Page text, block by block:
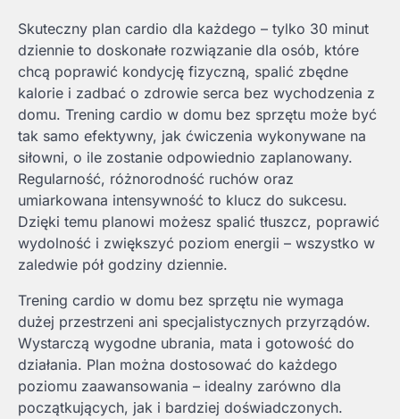
Skuteczny plan cardio dla każdego – tylko 30 minut
dziennie to doskonałe rozwiązanie dla osób, które
chcą poprawić kondycję fizyczną, spalić zbędne
kalorie i zadbać o zdrowie serca bez wychodzenia z
domu. Trening cardio w domu bez sprzętu może być
tak samo efektywny, jak ćwiczenia wykonywane na
siłowni, o ile zostanie odpowiednio zaplanowany.
Regularność, różnorodność ruchów oraz
umiarkowana intensywność to klucz do sukcesu.
Dzięki temu planowi możesz spalić tłuszcz, poprawić
wydolność i zwiększyć poziom energii – wszystko w
zaledwie pół godziny dziennie.
Trening cardio w domu bez sprzętu nie wymaga
dużej przestrzeni ani specjalistycznych przyrządów.
Wystarczą wygodne ubrania, mata i gotowość do
działania. Plan można dostosować do każdego
poziomu zaawansowania – idealny zarówno dla
początkujących, jak i bardziej doświadczonych.